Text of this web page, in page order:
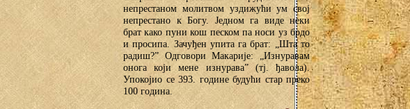
непрестаном молитвом уздижући ум свој
непрестано к Богу. Једном га виде неки
брат како пуни кош песком па носи уз брдо
и просипа. Зачуђен упита га брат: „Шта то
радиш?” Одговори Макарије: „Изнуравам
онога који мене изнурава” (тј. ђавола).
Упокојио се 393. године будући стар преко
100 година.